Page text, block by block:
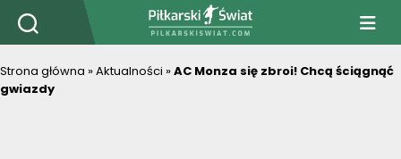
PiłkarskiSwiat.com
Strona główna »Aktualności »AC Monza się zbroi! Chcą ściągnąć
gwiazdy